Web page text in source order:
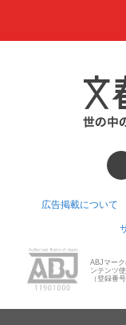
広告掲載について
ABJマー
ンテンツ
（登録番